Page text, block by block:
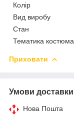
Колір
Вид виробу
Стан
Тематика костюма
Приховати
Умови доставки
Нова Пошта